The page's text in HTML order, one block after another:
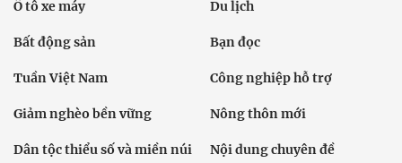
Ô tô xe máy Du lịch
Bất động sản Bạn đọc
Tuần Việt Nam Công nghiệp hỗ trợ
Giảm nghèo bền vững Nông thôn mới
Dân tộc thiểu số và miền núi Nội dung chuyên đề